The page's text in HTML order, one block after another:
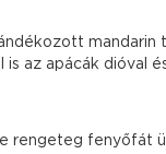
is az apácák
rengeteg fenyőfát